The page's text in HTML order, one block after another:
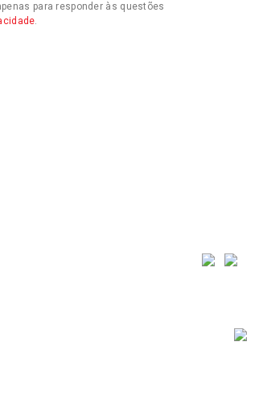
para responder às questões
.